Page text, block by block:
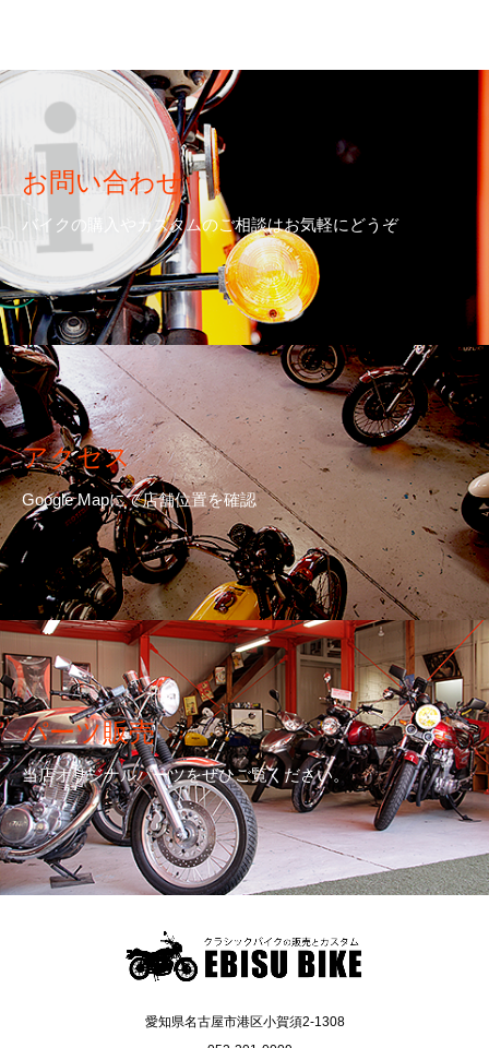
お問い合わせ
バイクの購入やカスタムのご相談はお気軽にどうぞ
アクセス
Google Mapにて店舗位置を確認
パーツ販売
当店オリジナルパーツをぜひご覧ください。
愛知県名古屋市港区小賀須2-1308